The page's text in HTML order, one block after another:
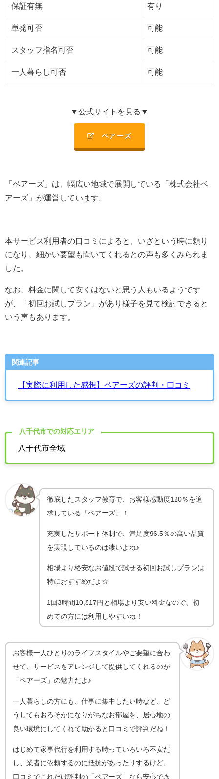
保証有無 有り
単発可否 可能
スタッフ指名可否 可能
一人暮らし可否 可能
▼公式サイトを見る▼
ベアーズ
「ベアーズ」は、幅広い地域で展開している「 株式会社ベ
アーズ 」が運営しています。
本サービス利用者の口コミによると、いざという時に頼り
になり、細かい要望も聞いてくれるとの声も多くみられま
した。
なお、料金に関して安くはないと思う人もいるようです
が、「初回お試しプラン」があり様子を見て検討できると
いう声もあります。
関連記事
【実際に利用した感想】ベアーズの評判・口コミ
八千代市での対応エリア
八千代市全域
徹底したスタッフ教育で、お客様感動度120％を追
求している「ベアーズ」！
充実したサポート体制で、満足度96.5％の高い品質
を実現しているのは凄いよね♪
相場より格安なお値段で試せる初回お試しプランは
特におすすめだよ☆
1回3時間10,817円と相場より安い料金なので、初
めての方には利用しやすいね！
お客様一人ひとりのライフスタイルやご要望に合わ
せて、サービスをアレンジして提供してくれるのが
「ベアーズ」の魅力だよ♪
一人暮らしの方にも、仕事に集中したい時など、ど
うしてもおろそかになりがちなお部屋を、居心地の
良い環境にしてくれて助かると口コミで評判だね！
はじめて家事代行を利用する時っていろいろ不安だ
し、業者に依頼するのに抵抗があったりするけど、
口コミでこれだけ評判の「ベアーズ」なら安心でき